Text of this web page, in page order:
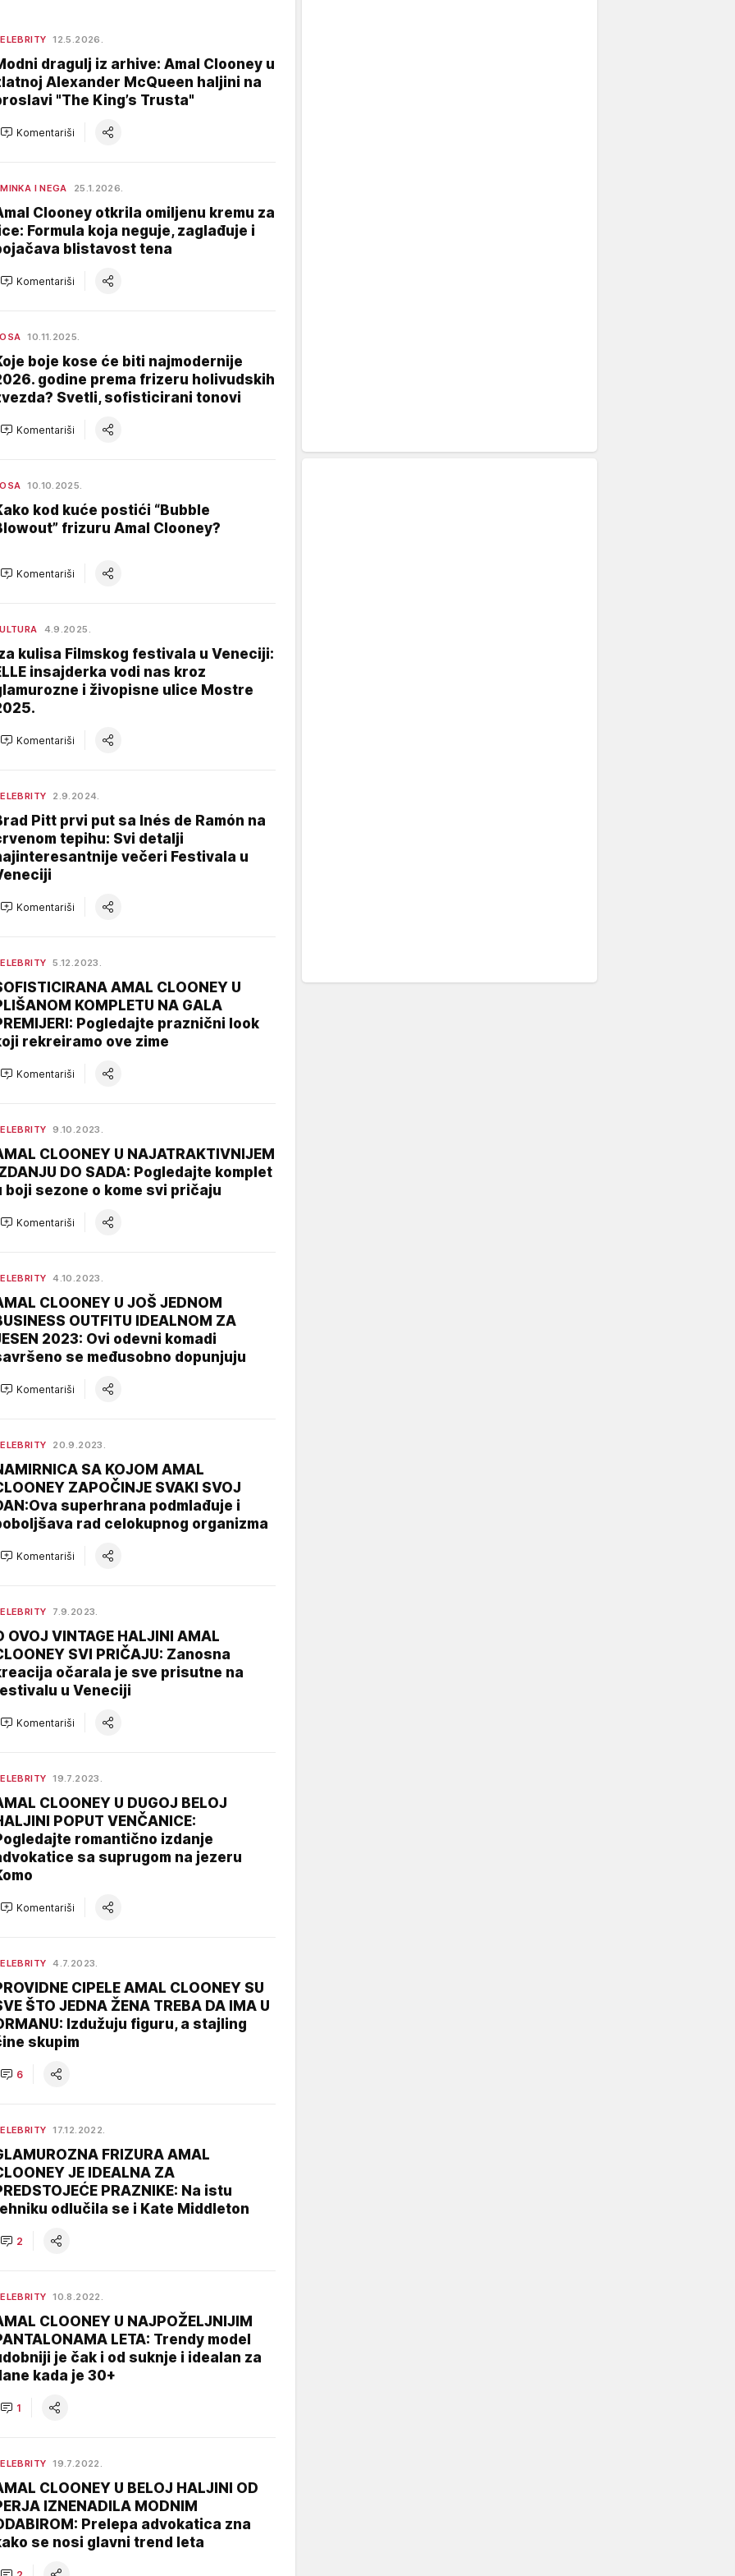
12.5.2026.
dragulj iz arhive: Amal Clooney u
Alexander McQueen haljini na
"The King’s Trusta"
Komentariši
I NEGA 25.1.2026.
Clooney otkrila omiljenu kremu za
Formula koja neguje, zaglađuje i
blistavost tena
Komentariši
10.11.2025.
boje kose će biti najmodernije
godine prema frizeru holivudskih
Svetli, sofisticirani tonovi
Komentariši
10.10.2025.
kod kuće postići “Bubble
frizuru Amal Clooney?
Komentariši
4.9.2025.
kulisa Filmskog festivala u Veneciji:
insajderka vodi nas kroz
i živopisne ulice Mostre
Komentariši
2.9.2024.
Pitt prvi put sa Inés de Ramón na
tepihu: Svi detalji
večeri Festivala u
Komentariši
5.12.2023.
AMAL CLOONEY U
KOMPLETU NA GALA
Pogledajte praznični look
rekreiramo ove zime
Komentariši
9.10.2023.
CLOONEY U NAJATRAKTIVNIJEM
DO SADA: Pogledajte komplet
boji sezone o kome svi pričaju
Komentariši
4.10.2023.
CLOONEY U JOŠ JEDNOM
OUTFITU IDEALNOM ZA
2023: Ovi odevni komadi
se međusobno dopunjuju
Komentariši
20.9.2023.
SA KOJOM AMAL
ZAPOČINJE SVAKI SVOJ
superhrana podmlađuje i
rad celokupnog organizma
Komentariši
7.9.2023.
OVOJ VINTAGE HALJINI AMAL
SVI PRIČAJU: Zanosna
očarala je sve prisutne na
u Veneciji
Komentariši
19.7.2023.
CLOONEY U DUGOJ BELOJ
POPUT VENČANICE:
romantično izdanje
sa suprugom na jezeru
Komentariši
4.7.2023.
CIPELE AMAL CLOONEY SU
ŠTO JEDNA ŽENA TREBA DA IMA U
Izdužuju figuru, a stajling
skupim
6
17.12.2022.
FRIZURA AMAL
JE IDEALNA ZA
PRAZNIKE: Na istu
odlučila se i Kate Middleton
2
10.8.2022.
CLOONEY U NAJPOŽELJNIJIM
LETA: Trendy model
je čak i od suknje i idealan za
kada je 30+
1
19.7.2022.
CLOONEY U BELOJ HALJINI OD
IZNENADILA MODNIM
Prelepa advokatica zna
se nosi glavni trend leta